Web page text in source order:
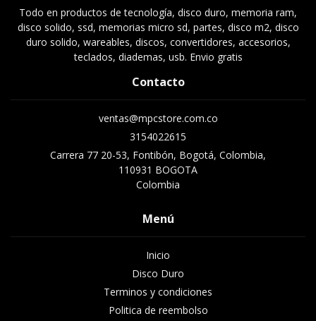
Todo en productos de tecnología, disco duro, memoria ram,
disco solido, ssd, memorias micro sd, partes, disco m2, disco
duro solido, wareables, discos, convertidores, accesorios,
teclados, diademas, usb. Envio gratis
Contacto
ventas@mpcstore.com.co
3154022615
Carrera 77 20-53, Fontibón, Bogotá, Colombia,
110931 BOGOTA
Colombia
Menú
Inicio
Disco Duro
Terminos y condiciones
Politica de reembolso